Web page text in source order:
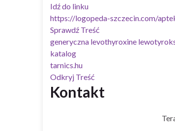
Idź do linku
https://logopeda-szczecin.com/
Sprawdź Treść
generyczna levothyroxine
katalog
tarnics.hu
Odkryj Treść
Kontakt